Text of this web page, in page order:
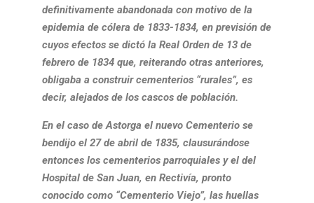
definitivamente abandonada con motivo de la
epidemia de cólera de 1833-1834, en previsión de
cuyos efectos se dictó la Real Orden de 13 de
febrero de 1834 que, reiterando otras anteriores,
obligaba a construir cementerios “rurales”, es
decir, alejados de los cascos de población.
En el caso de Astorga el nuevo Cementerio se
bendijo el 27 de abril de 1835, clausurándose
entonces los cementerios parroquiales y el del
Hospital de San Juan, en Rectivía, pronto
conocido como “Cementerio Viejo”, las huellas